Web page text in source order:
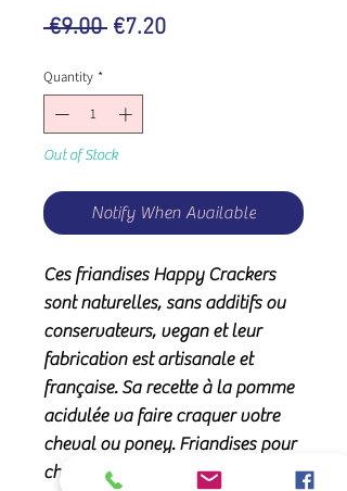
€9.00 Regular
€7.20Sale
Quantity *
Out of Stock
Notify When Available
Ces friandises Happy Crackers
sont naturelles, sans additifs ou
conservateurs, vegan et leur
fabrication est artisanale et
française. Sa recette à la pomme
acidulée va faire craquer votre
cheval ou poney. Friandises pour
cheval